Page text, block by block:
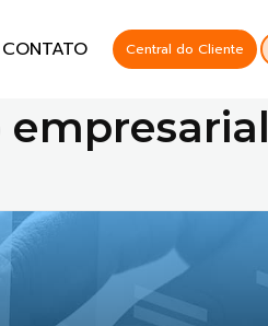
CONTATO Central do Cliente